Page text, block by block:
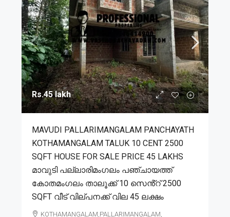
Rs.45 lakh
MAVUDI PALLARIMANGALAM PANCHAYATH
KOTHAMANGALAM TALUK 10 CENT 2500
SQFT HOUSE FOR SALE PRICE 45 LAKHS
മാവുടി പല്ലാരിമംഗലം പഞ്ചായത്ത്
കോതമംഗലം താലൂക്ക് 10 സെൻ്റ് 2500
SQFT വീട് വില്പനക്ക് വില 45 ലക്ഷം
KOTHAMANGALAM,PALLARIMANGALAM,